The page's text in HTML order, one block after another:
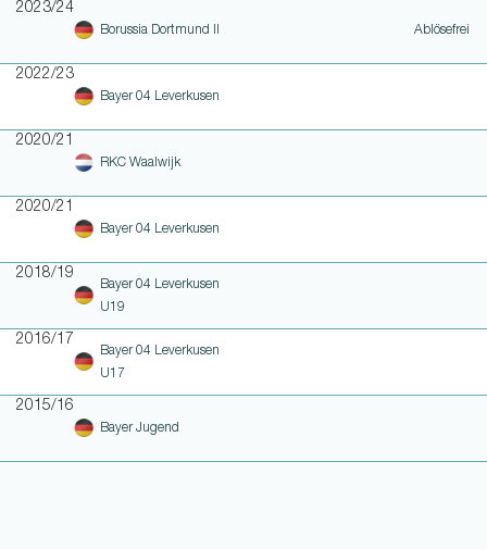
2023/24
Borussia Dortmund II Ablösefrei
2022/23
Bayer 04 Leverkusen
2020/21
RKC Waalwijk
2020/21
Bayer 04 Leverkusen
2018/19
Bayer 04 Leverkusen
U19
2016/17
Bayer 04 Leverkusen
U17
2015/16
Bayer Jugend